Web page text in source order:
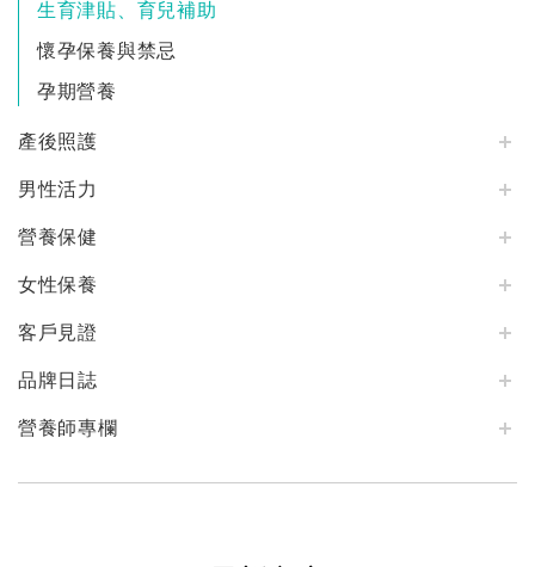
生育津貼、育兒補助
懷孕保養與禁忌
孕期營養
產後照護
男性活力
營養保健
女性保養
客戶見證
品牌日誌
營養師專欄